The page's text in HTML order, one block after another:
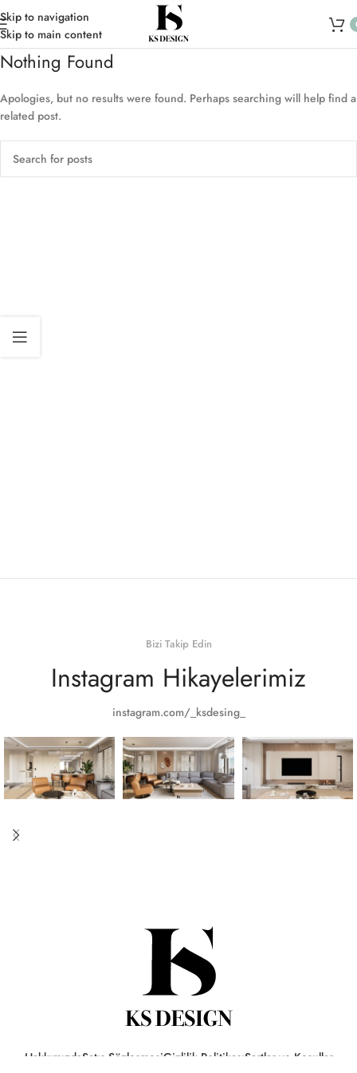
Skip to navigation
Skip to main content
Nothing Found
Apologies, but no results were found. Perhaps searching will help find a
related post.
Bizi Takip Edin
Instagram Hikayelerimiz
instagram.com/_ksdesing_
HakkımızdaSatış SözleşmesiGizlilik PolitikasıŞartlar ve Koşullar